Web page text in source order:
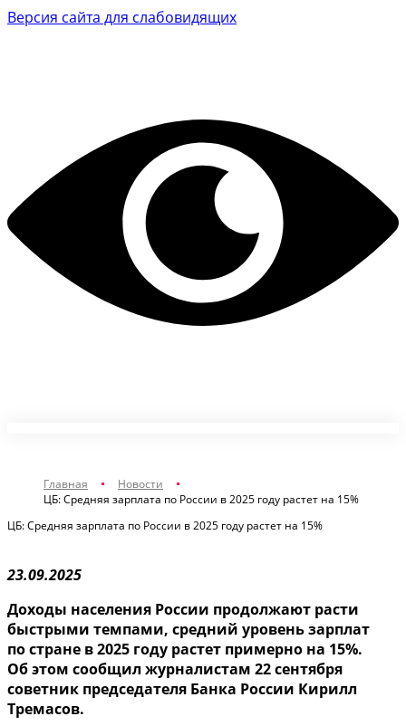
Версия сайта для слабовидящих
Главная
Новости
ЦБ: Средняя зарплата по России в 2025 году растет на 15%
ЦБ: Средняя зарплата по России в 2025 году растет на 15%
23.09.2025
Доходы населения России продолжают расти
быстрыми темпами, средний уровень зарплат
по стране в 2025 году растет примерно на 15%.
Об этом сообщил журналистам 22 сентября
советник председателя Банка России Кирилл
Тремасов.